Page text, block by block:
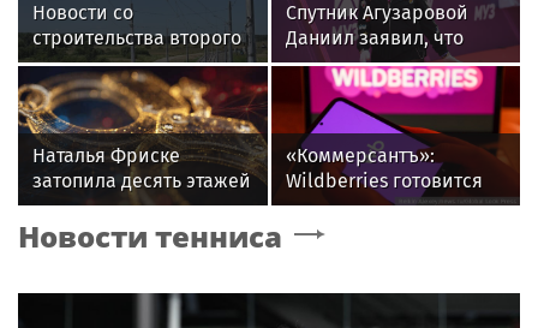
Новости со
строительства второго
этапа линии
«Славянка»
Спутник Агузаровой
Даниил заявил, что
решал рабочие
вопросы с певицей в
отеле
Наталья Фриске
затопила десять этажей
в Москве, соседи
подали в суд
«Коммерсантъ»:
Wildberries готовится
запустить собственный
мессенджер
Новости тенниса